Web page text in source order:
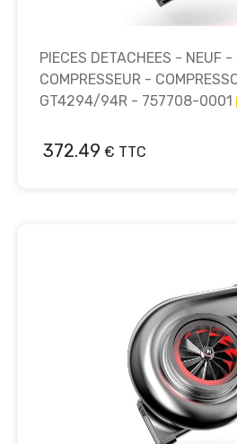
PIECES DETACHEES - NEUF -
COMPRESSEUR -
GT4294/94R - 757708-0001
372.49 € TTC